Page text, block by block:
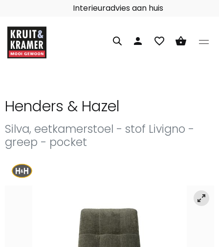
Interieuradvies aan huis
person favorite_border shopping_basket
Henders & Hazel
Silva, eetkamerstoel - stof Livigno -
greep - pocket